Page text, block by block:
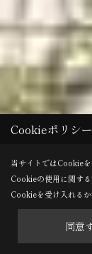
Cookieポリシー
当サイトではCookieを
Cookieの使用に関す
Cookieを受け入れるか
同意